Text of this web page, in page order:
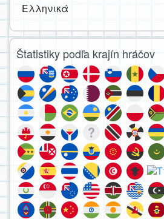
Ελληνικά
Štatistiky podľa krajín hráčov